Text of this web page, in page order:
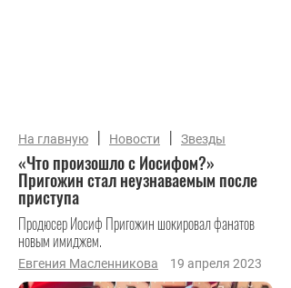
На главную | Новости | Звезды
«Что произошло с Иосифом?»
Пригожин стал неузнаваемым после
приступа
Продюсер Иосиф Пригожин шокировал фанатов
новым имиджем.
Евгения Масленникова 19 апреля 2023